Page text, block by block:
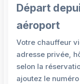
Départ
aéroport
Votre chauffeur
adresse privée,
selon la
ajoutez le